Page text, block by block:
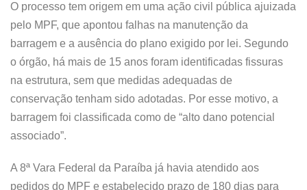
O processo tem origem em uma ação civil pública ajuizada
pelo MPF, que apontou falhas na manutenção da
barragem e a ausência do plano exigido por lei. Segundo
o órgão, há mais de 15 anos foram identificadas fissuras
na estrutura, sem que medidas adequadas de
conservação tenham sido adotadas. Por esse motivo, a
barragem foi classificada como de “alto dano potencial
associado”.
A 8ª Vara Federal da Paraíba já havia atendido aos
pedidos do MPF e estabelecido prazo de 180 dias para